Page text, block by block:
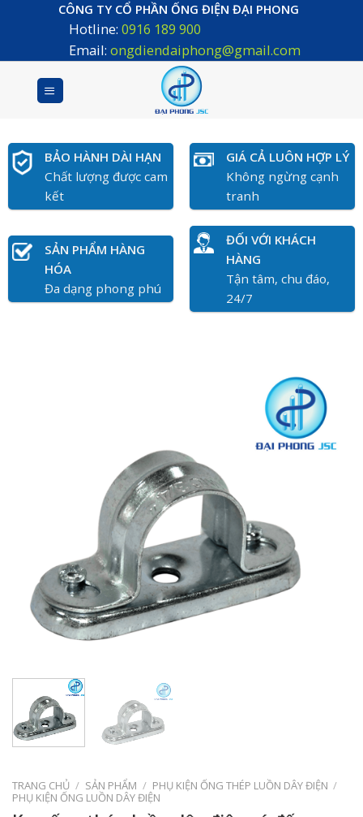
CÔNG TY CỔ PHẦN ỐNG ĐIỆN ĐẠI PHONG
Hotline: 0916 189 900
Email: ongdiendaiphong@gmail.com
BẢO HÀNH DÀI HẠN
Chất lượng được cam
kết
GIÁ CẢ LUÔN HỢP LÝ
Không ngừng cạnh
tranh
SẢN PHẨM HÀNG
HÓA
Đa dạng phong phú
ĐỐI VỚI KHÁCH
HÀNG
Tận tâm, chu đáo,
24/7
TRANG CHỦ / SẢN PHẨM / PHỤ KIỆN ỐNG THÉP LUỒN DÂY ĐIỆN /
PHỤ KIỆN ỐNG LUỒN DÂY ĐIỆN